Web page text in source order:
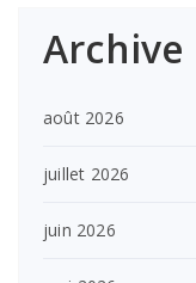
Archive
août 2026
juillet 2026
juin 2026